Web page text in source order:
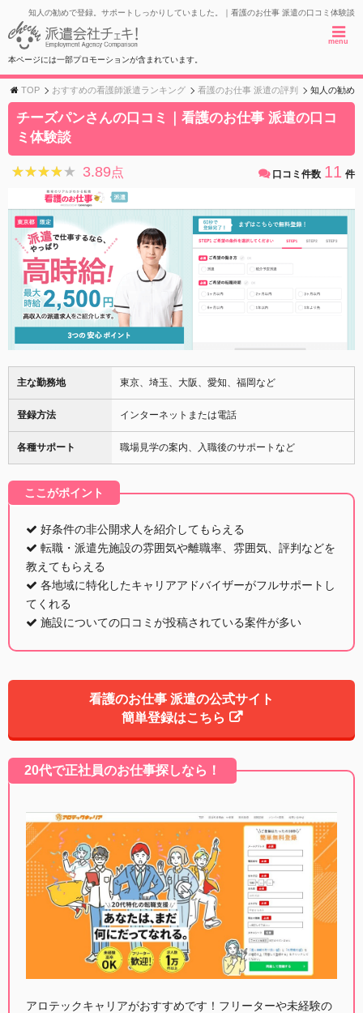
知人の勧めで登録。サポートしっかりしていました。｜看護のお仕事 派遣の口コミ体験談
menu
本ページには一部プロモーションが含まれています。
TOP おすすめの看護師派遣ランキング 看護のお仕事 派遣の評判 知人の勧め
チーズパンさんの口コミ｜看護のお仕事 派遣の口コ
ミ体験談
★★★★★
★★★★★ 3.89点 口コミ件数 11 件
主な勤務地 東京、埼玉、大阪、愛知、福岡など
登録方法 インターネットまたは電話
各種サポート 職場見学の案内、入職後のサポートなど
ここがポイント
好条件の非公開求人を紹介してもらえる
転職・派遣先施設の雰囲気や離職率、雰囲気、評判などを
教えてもらえる
各地域に特化したキャリアアドバイザーがフルサポートし
てくれる
施設についての口コミが投稿されている案件が多い
看護のお仕事 派遣の公式サイト
簡単登録はこちら
20代で正社員のお仕事探しなら！
アロテックキャリアがおすすめです！フリーターや未経験の